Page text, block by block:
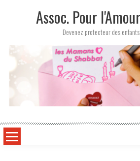
Assoc. Pour
Devenez protecteur des